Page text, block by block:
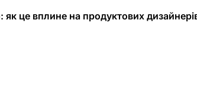
це вплине на продуктових